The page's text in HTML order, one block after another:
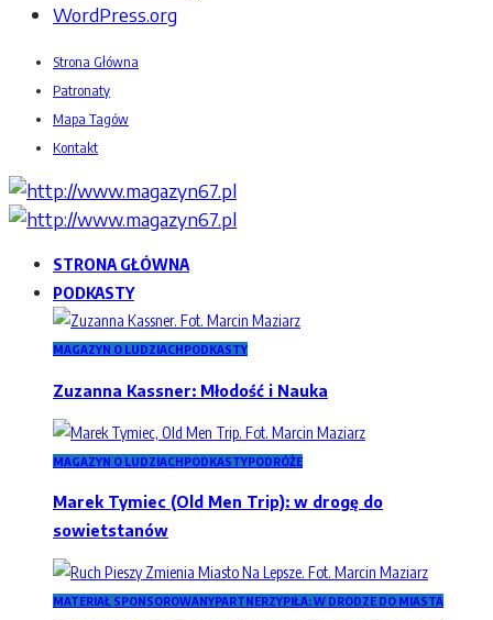
WordPress.org
Strona Główna
Patronaty
Mapa Tagów
Kontakt
STRONA GŁÓWNA
PODKASTY
MAGAZYN O LUDZIACHPODKASTY
Zuzanna Kassner: Młodość i Nauka
MAGAZYN O LUDZIACHPODKASTYPODRÓŻE
Marek Tymiec (Old Men Trip): w drogę do
sowietstanów
MATERIAŁ SPONSOROWANYPARTNERZYPIŁA: W DRODZE DO MIASTA